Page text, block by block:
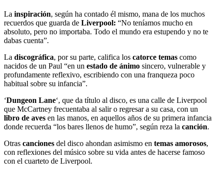
La inspiración, según ha contado él mismo, mana de los muchos
recuerdos que guarda de Liverpool: “No teníamos mucho en
absoluto, pero no importaba. Todo el mundo era estupendo y no te
dabas cuenta”.
La discográfica, por su parte, califica los catorce temas como
nacidos de un Paul “en un estado de ánimo sincero, vulnerable y
profundamente reflexivo, escribiendo con una franqueza poco
habitual sobre su infancia”.
‘Dungeon Lane‘, que da título al disco, es una calle de Liverpool
que McCartney frecuentaba al salir o regresar a su casa, con un
libro de aves en las manos, en aquellos años de su primera infancia
donde recuerda “los bares llenos de humo”, según reza la canción.
Otras canciones del disco ahondan asimismo en temas amorosos,
con reflexiones del músico sobre su vida antes de hacerse famoso
con el cuarteto de Liverpool.